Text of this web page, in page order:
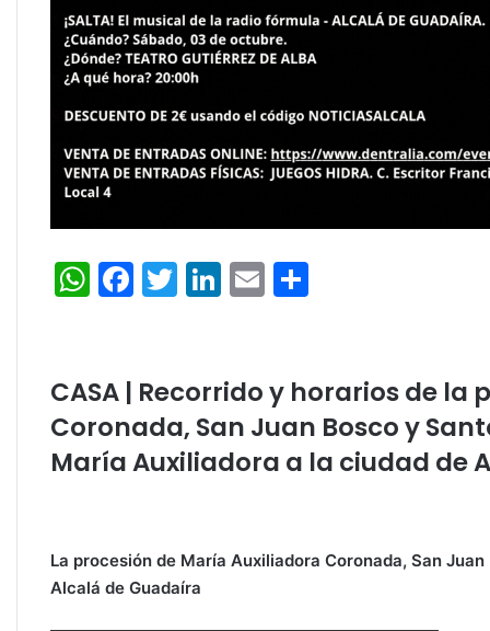
W
s
A
p
F
e
b
o
T
er
Li
e
dI
n
E
l
p
ar
tir
CASA | Recorrido y horarios de
Coronada, San Juan Bosco y
María Auxiliadora a la ciudad de
La procesión de María Auxiliadora Coronada, San
Alcalá de Guadaíra